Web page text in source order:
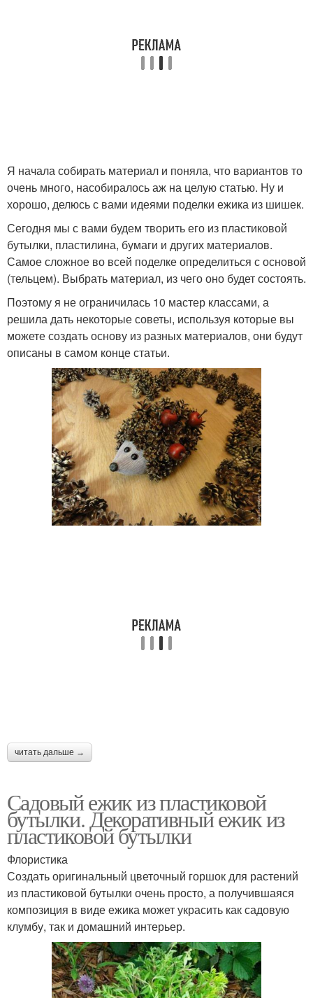
Я начала собирать материал и поняла, что вариантов то
очень много, насобиралось аж на целую статью. Ну и
хорошо, делюсь с вами идеями поделки ежика из шишек.
Сегодня мы с вами будем творить его из пластиковой
бутылки, пластилина, бумаги и других материалов.
Самое сложное во всей поделке определиться с основой
(тельцем). Выбрать материал, из чего оно будет состоять.
Поэтому я не ограничилась 10 мастер классами, а
решила дать некоторые советы, используя которые вы
можете создать основу из разных материалов, они будут
описаны в самом конце статьи.
читать дальше →
Садовый ежик из пластиковой
бутылки. Декоративный ежик из
пластиковой бутылки
Флористика
Создать оригинальный цветочный горшок для растений
из пластиковой бутылки очень просто, а получившаяся
композиция в виде ежика может украсить как садовую
клумбу, так и домашний интерьер.